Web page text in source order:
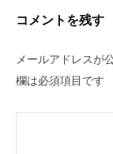
シ
ョ
ン
コメントを残す
メールアドレスが
欄は必須項目です